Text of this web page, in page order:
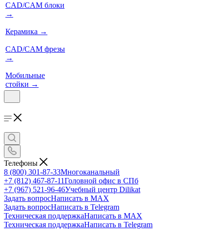
CAD/CAM блоки
→
Керамика →
CAD/CAM фрезы
→
Мобильные
стойки →
Телефоны
8 (800) 301-87-33Многоканальный
+7 (812) 467-87-11Головной офис в СПб
+7 (967) 521-96-46Учебный центр Dilikat
Задать вопросНаписать в MAX
Задать вопросНаписать в Telegram
Техническая поддержкаНаписать в MAX
Техническая поддержкаНаписать в Telegram